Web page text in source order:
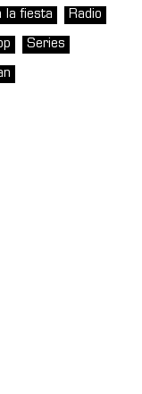
la fiesta Radio
Series